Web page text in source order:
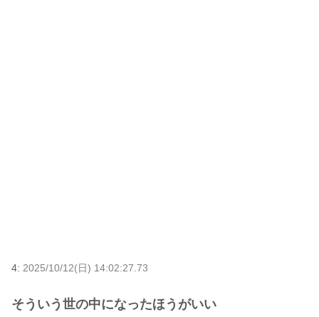
4: 2025/10/12(日) 14:02:27.73
そういう世の中になったほうがいい